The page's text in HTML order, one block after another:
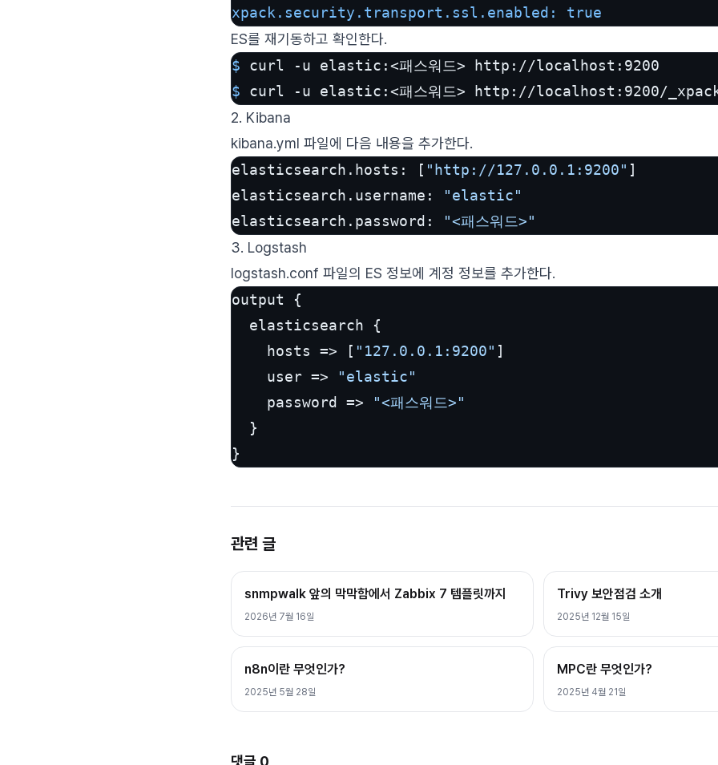
xpack.security.transport.ssl.enabled:
true
ES를 재기동하고 확인한다.
$ curl -u elastic:<패스워드> http://localhost:9200
$ curl -u elastic:<패스워드> http://localhost:9200/
2. Kibana
kibana.yml 파일에 다음 내용을 추가한다.
elasticsearch.hosts: [ "http://127.0.0.1:9200" ]
elasticsearch.username:
"elastic"
elasticsearch.password:
"<패스워드>"
3. Logstash
logstash.conf 파일의 ES 정보에 계정 정보를 추가한다.
output {
  elasticsearch {
hosts => [ "127.0.0.1:9200" ]
    user =>
"elastic"
    password =>
"<패스워드>"
  }
관련 글
snmpwalk 앞의 막막함에서 Zabbix 7 템플릿까지
2026년 7월 16일
Trivy 보안점검 소개
2025년 12월 15일
n8n이란 무엇인가?
2025년 5월 28일
MPC란 무엇인가?
2025년 4월 21일
댓글 0